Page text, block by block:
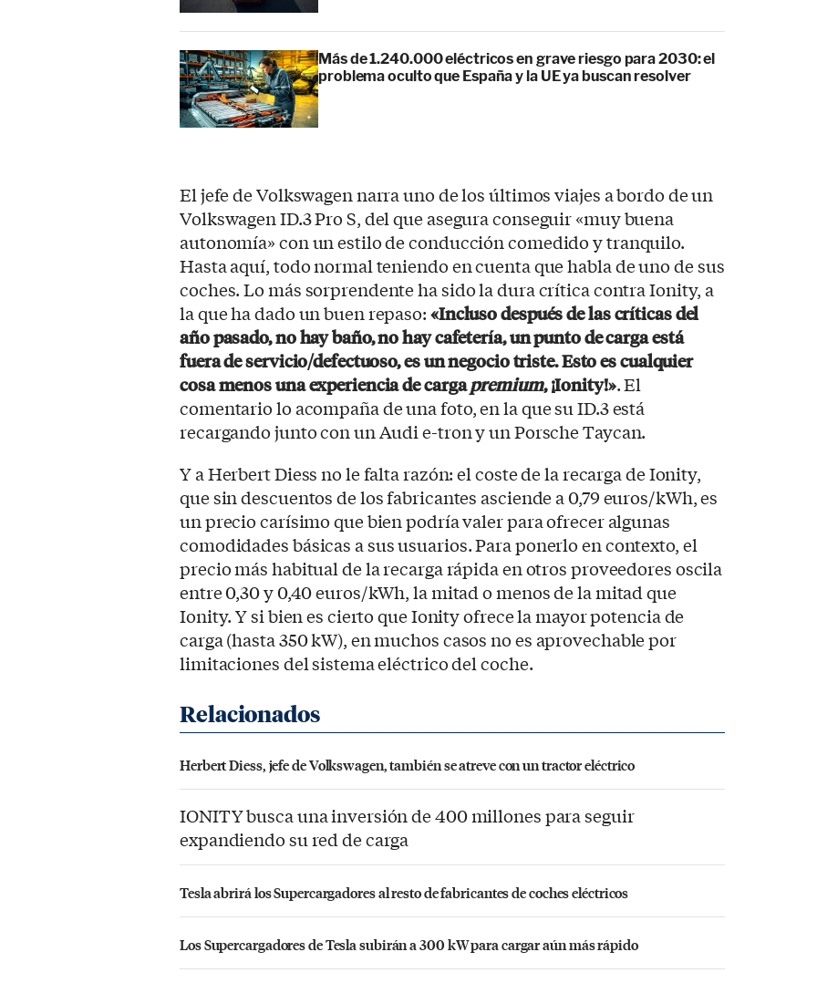
Más de 1.240.000 eléctricos en grave riesgo para 2030: el
problema oculto que España y la UE ya buscan resolver
El jefe de Volkswagen narra uno de los últimos viajes a bordo de un
Volkswagen ID.3 Pro S, del que asegura conseguir «muy buena
autonomía» con un estilo de conducción comedido y tranquilo.
Hasta aquí, todo normal teniendo en cuenta que habla de uno de sus
coches. Lo más sorprendente ha sido la dura crítica contra Ionity, a
la que ha dado un buen repaso:«Incluso después de las críticas del
año pasado, no hay baño, no hay cafetería, un punto de carga está
fuera de servicio/defectuoso, es un negocio triste. Esto es cualquier
cosa menos una experiencia de cargapremium, ¡Ionity!». El
comentario lo acompaña de una foto, en la que su ID.3 está
recargando junto con un Audi e-tron y un Porsche Taycan.
Y a Herbert Diess no le falta razón: el coste de la recarga de Ionity,
que sin descuentos de los fabricantes asciende a 0,79 euros/kWh, es
un precio carísimo que bien podría valer para ofrecer algunas
comodidades básicas a sus usuarios. Para ponerlo en contexto, el
precio más habitual de la recarga rápida en otros proveedores oscila
entre 0,30 y 0,40 euros/kWh, la mitad o menos de la mitad que
Ionity. Y si bien es cierto que Ionity ofrece la mayor potencia de
carga (hasta 350 kW), en muchos casos no es aprovechable por
limitaciones del sistema eléctrico del coche.
Herbert Diess, jefe de Volkswagen, también se atreve con un tractor eléctrico
IONITY busca una inversión de 400 millones para seguir
expandiendo su red de carga
Tesla abrirá los Supercargadores al resto de fabricantes de coches eléctricos
Los Supercargadores de Tesla subirán a 300 kW para cargar aún más rápido